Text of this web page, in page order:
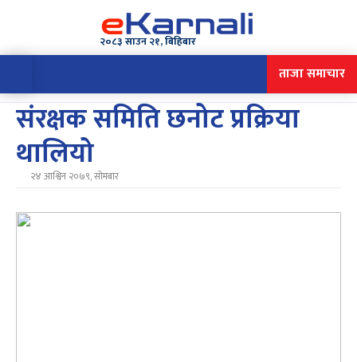
२०८३ साउन २१, बिहिबार
ताजा समाचार
संरक्षक समिति छनोट प्रक्रिया
थालियो
२४ आश्विन २०७९, सोमबार